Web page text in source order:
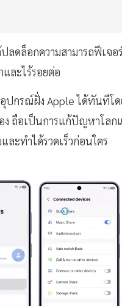
ลดล็อกความสามารถฟีเจ
และไร้รอยต่อ
ปกรณ์ฝั่ง Apple ได้ทันทีโ
ถือเป็นการแก้ปัญหาโลก
ละทำได้รวดเร็วก่อนใคร